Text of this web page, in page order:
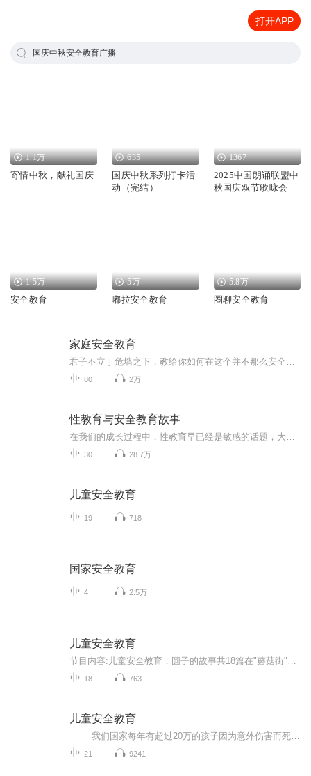
打开APP
国庆中秋安全教育广播
1.1万
寄情中秋，献礼国庆
635
国庆中秋系列打卡活
动（完结）
1367
2025中国朗诵联盟中
秋国庆双节歌咏会
1.5万
安全教育
5万
嘟拉安全教育
5.8万
圈聊安全教育
家庭安全教育
80 2万
性教育与安全教育故事
30 28.7万
儿童安全教育
19 718
国家安全教育
4 2.5万
儿童安全教育
18 763
儿童安全教育
21 9241